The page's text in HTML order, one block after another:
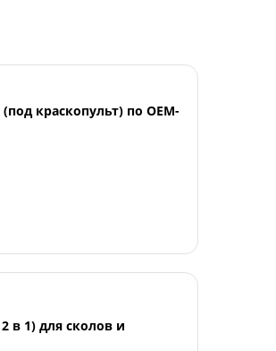
краскопульт) по OEM-
в 1) для сколов и